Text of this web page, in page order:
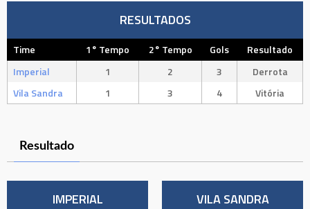
RESULTADOS
Time 1° Tempo 2° Tempo Gols
Resultado
Imperial
1 2 3
Derrota
Vila Sandra
1 3 4 Vitória
Resultado
IMPERIAL VILA SANDRA